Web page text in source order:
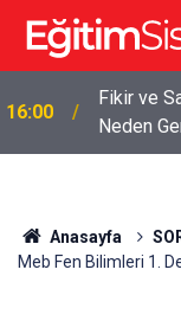
16:00
Fikir ve
Neden
Anasayfa
Meb Fen Bilimleri 1.